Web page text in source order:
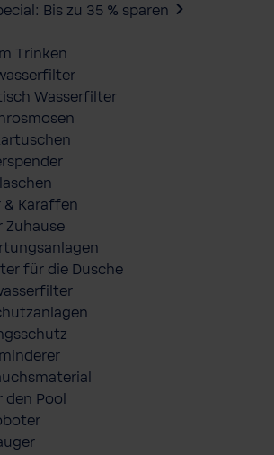
Bis zu 35 % sparen
Trinken
Wasserfilter
& Karaffen
Zuhause
für die Dusche
den Pool